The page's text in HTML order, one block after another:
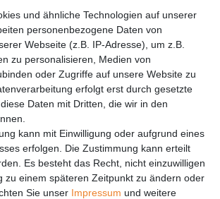
und ähnliche Technologien auf unserer
personenbezogene Daten von
Webseite (z.B. IP-Adresse), um z.B.
zu personalisieren, Medien von
oder Zugriffe auf unsere Website zu
erfolgt erst durch gesetzte
Daten mit Dritten, die wir in den
kann mit Einwilligung oder aufgrund eines
erfolgen. Die Zustimmung kann erteilt
Es besteht das Recht, nicht einzuwilligen
zu einem späteren Zeitpunkt zu ändern oder
Sie unser Impressum und weitere